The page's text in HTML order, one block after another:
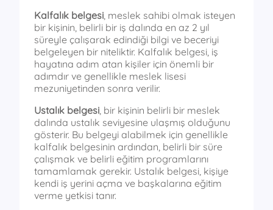
Kalfalık belgesi , meslek sahibi olmak isteyen
bir kişinin, belirli bir iş dalında en az 2 yıl
süreyle çalışarak edindiği bilgi ve beceriyi
belgeleyen bir niteliktir. Kalfalık belgesi, iş
hayatına adım atan kişiler için önemli bir
adımdır ve genellikle meslek lisesi
mezuniyetinden sonra verilir.
Ustalık belgesi , bir kişinin belirli bir meslek
dalında ustalık seviyesine ulaşmış olduğunu
gösterir. Bu belgeyi alabilmek için genellikle
kalfalık belgesinin ardından, belirli bir süre
çalışmak ve belirli eğitim programlarını
tamamlamak gerekir. Ustalık belgesi, kişiye
kendi iş yerini açma ve başkalarına eğitim
verme yetkisi tanır.